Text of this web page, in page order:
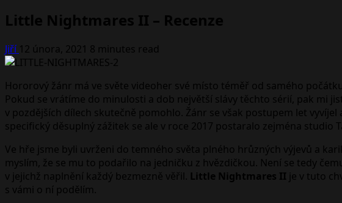
Little Nightmares II – Recenze
Jiří 12 února, 2021 8 minutes read
Hororový žánr má ve světe videoher své místo téměř od samého
Pokud se vrátíme do minulosti a dob největší slávy těchto sérií, pak mi
v pozdějších dílech skutečně pomohlo. Žánr se však postupem let
specifický děsuplný zážitek se ale v roce 2017 postaralo zejména studio
Ve hře jsme byli uvrženi do temného světa plného hrůzných výjevů a
myslím, že se mu to podařilo na jedničku z hvězdičkou. Není se tedy
v jejichž naplnění každý bezmezně věřil. Little Nightmares II je v tuto
s vámi o ní podělím.